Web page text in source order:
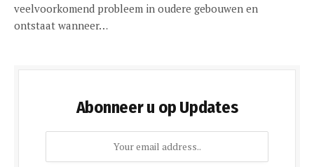
veelvoorkomend probleem in oudere gebouwen en
ontstaat wanneer…
Abonneer u op Updates